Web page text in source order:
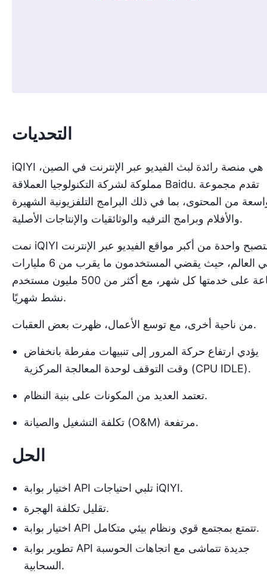
التحديات
iQIYI هي منصة رائدة لبث الفيديو عبر الإنترنت في الصين،
مملوكة لشركة التكنولوجيا العملاقة Baidu. تقدم مجموعة
من المحتوى، بما في ذلك البرامج التلفزيونية الشهيرة
والأفلام وبرامج الترفيه والوثائقيات والإنتاجات الأصلية.
نمت iQIYI لتصبح واحدة من أكبر مواقع الفيديو عبر الإنترنت
في العالم، حيث يقضي المستخدمون ما يقرب من 6 مليارات
ساعة على خدمتها كل شهر، مع أكثر من 500 مليون مستخدم
نشط شهريًا.
من ناحية أخرى، مع توسع الأعمال، ظهرت بعض العقبات.
يؤدي ارتفاع حركة المرور إلى تنبيهات مفرطة بانخفاض
وقت التوقف لوحدة المعالجة المركزية (CPU IDLE).
تعتمد العديد من المكونات على بنية النظام.
تكلفة التشغيل والصيانة (O&M) مرتفعة.
الحل
اختيار بوابة API تلبي احتياجات iQIYI.
تقليل تكلفة الهجرة.
اختيار بوابة API تتمتع بمجتمع قوي ونظام بيئي متكامل.
تطوير بوابة API جديدة تتماشى مع اتجاهات الحوسبة
السحابية.